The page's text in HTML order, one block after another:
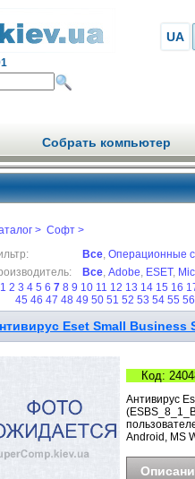
UA
Собрать компьютер
> Софт >
Все, Операционные
Все, Adobe, ESET,
1 2 3 4 5 6 7 8 9 10 11 12 13 14 15 16
45 46 47 48 49 50 51 52 53 54 55
Eset Small Business
Код:
Антивирус
Android, MS